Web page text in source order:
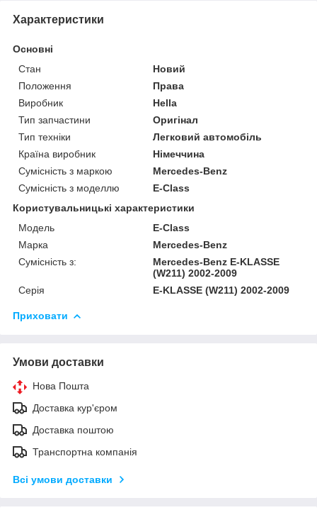
Характеристики
Основні
Стан
Новий
Положення
Права
Виробник
Hella
Тип запчастини
Оригінал
Тип техніки
Легковий автомобіль
Країна виробник
Німеччина
Сумісність з маркою
Mercedes-Benz
Сумісність з моделлю
E-Class
Користувальницькі характеристики
Модель
E-Class
Марка
Mercedes-Benz
Сумісність з:
Mercedes-Benz E-KLASSE
(W211) 2002-2009
Серія
E-KLASSE (W211) 2002-2009
Приховати
Умови доставки
Нова Пошта
Доставка кур'єром
Доставка поштою
Транспортна компанія
Всі умови доставки